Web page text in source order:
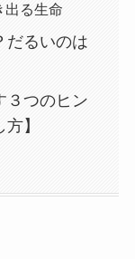
出る生命
だるいのは
３つのヒン
】